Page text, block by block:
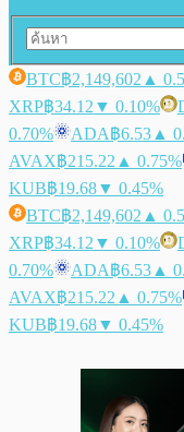
BTC฿2,149,602 ▲
XRP฿34.12 ▼ 0.10%
0.70%
ADA฿6.53 ▲
AVAX฿215.22 ▲ 0.75%
KUB฿19.68▼ 0.45%
BTC฿2,149,602 ▲
XRP฿34.12 ▼ 0.10%
0.70%
ADA฿6.53 ▲
AVAX฿215.22 ▲ 0.75%
KUB฿19.68▼ 0.45%